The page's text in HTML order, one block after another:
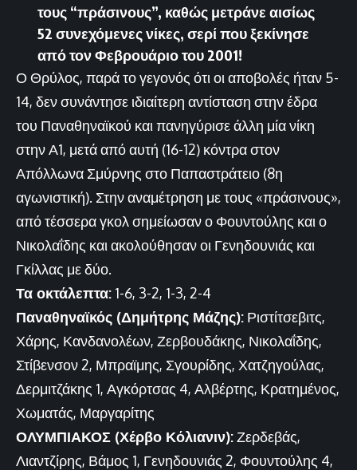
τους “πράσινους”, καθώς μετράνε αισίως
52 συνεχόμενες νίκες, σερί που ξεκίνησε
από τον Φεβρουάριο του 2001!
Ο Θρύλος, παρά το γεγονός ότι οι αποβολές ήταν 5-
14, δεν συνάντησε ιδιαίτερη αντίσταση στην έδρα
του Παναθηναϊκού και πανηγύρισε άλλη μία νίκη
στην Α1, μετά από αυτή (16-12) κόντρα στον
Απόλλωνα Σμύρνης στο Παπαστράτειο (8η
αγωνιστική). Στην αναμέτρηση με τους «πράσινους»,
από τέσσερα γκολ σημείωσαν ο Φουντούλης και ο
Νικολαΐδης και ακολούθησαν οι Γενηδουνιάς και
Γκίλλας με δύο.
Τα οκτάλεπτα: 1-6, 3-2, 1-3, 2-4
Παναθηναϊκός (Δημήτρης Μάζης): Ριστίτσεβιτς,
Χάρης, Κανδανολέων, Ζερβουδάκης, Νικολαΐδης,
Στίβενσον 2, Μπραϊμης, Σγουρίδης, Χατζηγούλας,
Δερμιτζάκης 1, Αγκόρτσας 4, Αλβέρτης, Κρατημένος,
Χωματάς, Μαργαρίτης
ΟΛΥΜΠΙΑΚΟΣ (Χέρβο Κόλιανιν):Ζερδεβάς,
Λιαντζίρης, Βάμος 1, Γενηδουνιάς 2, Φουντούλης 4,